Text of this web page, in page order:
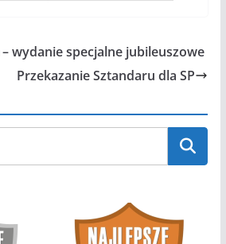
wydanie specjalne jubileuszowe
Przekazanie Sztandaru dla SP